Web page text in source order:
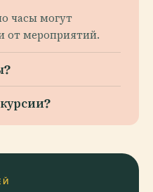
часы могут
от мероприятий.